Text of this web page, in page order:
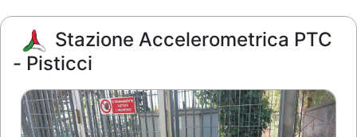
Stazione Accelerometrica PTC
- Pisticci